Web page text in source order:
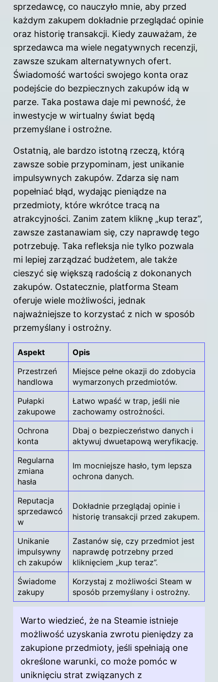
sprzedawcę, co nauczyło mnie, aby przed
każdym zakupem dokładnie przeglądać opinie
oraz historię transakcji. Kiedy zauważam, że
sprzedawca ma wiele negatywnych recenzji,
zawsze szukam alternatywnych ofert.
Świadomość wartości swojego konta oraz
podejście do bezpiecznych zakupów idą w
parze. Taka postawa daje mi pewność, że
inwestycje w wirtualny świat będą
przemyślane i ostrożne.
Ostatnią, ale bardzo istotną rzeczą, którą
zawsze sobie przypominam, jest unikanie
impulsywnych zakupów. Zdarza się nam
popełniać błąd, wydając pieniądze na
przedmioty, które wkrótce tracą na
atrakcyjności. Zanim zatem kliknę „kup teraz”,
zawsze zastanawiam się, czy naprawdę tego
potrzebuję. Taka refleksja nie tylko pozwala
mi lepiej zarządzać budżetem, ale także
cieszyć się większą radością z dokonanych
zakupów. Ostatecznie, platforma Steam
oferuje wiele możliwości, jednak
najważniejsze to korzystać z nich w sposób
przemyślany i ostrożny.
Aspekt
Opis
Przestrzeń
handlowa
Miejsce pełne okazji do zdobycia
wymarzonych przedmiotów.
Pułapki
zakupowe
Łatwo wpaść w trap, jeśli nie
zachowamy ostrożności.
Ochrona
konta
Dbaj o bezpieczeństwo danych i
aktywuj dwuetapową weryfikację.
Regularna
zmiana
hasła
Im mocniejsze hasło, tym lepsza
ochrona danych.
Reputacja
sprzedawcó
w
Dokładnie przeglądaj opinie i
historię transakcji przed zakupem.
Unikanie
impulsywny
ch zakupów
Zastanów się, czy przedmiot jest
naprawdę potrzebny przed
kliknięciem „kup teraz”.
Świadome
zakupy
Korzystaj z możliwości Steam w
sposób przemyślany i ostrożny.
Warto wiedzieć, że na Steamie istnieje
możliwość uzyskania zwrotu pieniędzy za
zakupione przedmioty, jeśli spełniają one
określone warunki, co może pomóc w
uniknięciu strat związanych z